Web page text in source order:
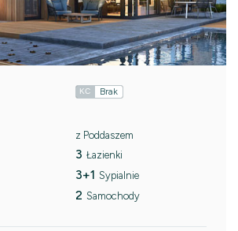
KC Brak
z Poddaszem
3 Łazienki
3+1 Sypialnie
2 Samochody